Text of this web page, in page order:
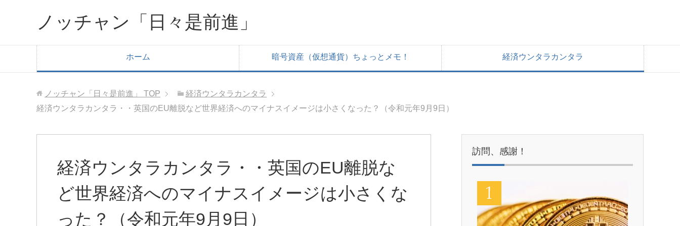
ノッチャン「日々是前進」
ホーム 暗号資産（仮想通貨）ちょっとメモ！ 経済ウンタラカンタラ
ノッチャン「日々是前進」 TOP
経済ウンタラカンタラ
経済ウンタラカンタラ・・英国のEU離脱など世界経済へのマイナスイメージは小さくなった？（令和元年9月9日）
経済ウンタラカンタラ・・英国のEU離脱な
ど世界経済へのマイナスイメージは小さくな
った？（令和元年9月9日）
訪問、感謝！